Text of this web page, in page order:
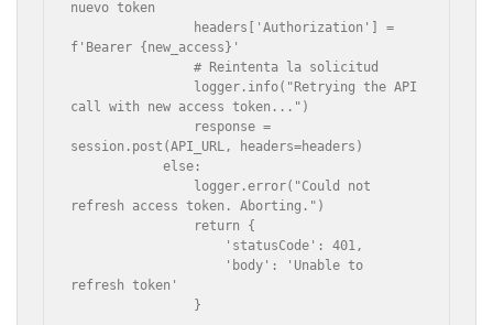
nuevo token
f'Bearer {new_access}'
                # Reintenta la solicitud
call with new access token...")
session.post(API_URL, headers=headers)
            else:
refresh access token. Aborting.")
refresh token'